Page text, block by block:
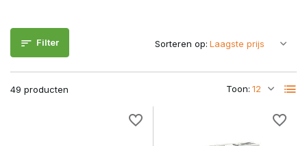
die weinig ruimte innemen en snel verstelbaar zijn.
Volledige HPA-oplossingen– Van losse onderdelen
tot complete sets voor nieuwe HPA-gebruikers.
Veel gestelde Vragen over Balystik
Waarvoor gebruik je Balystik producten?
Balystik produceert onderdelen voor HPA-airsoft-systemen,
Filter
49 producten Toon:
Sorteren op: